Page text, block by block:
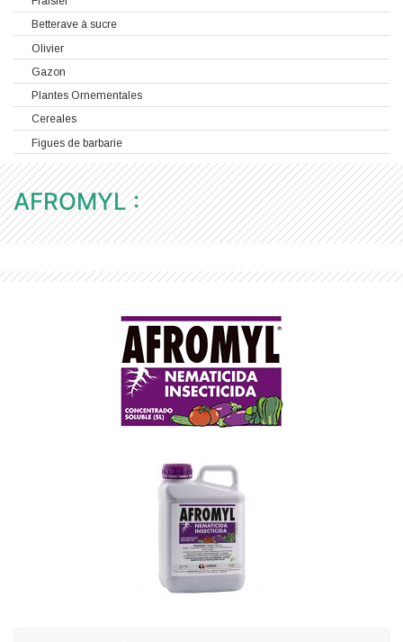
Betterave à sucre
Olivier
Gazon
Plantes Ornementales
Cereales
Figues de barbarie
AFROMYL :